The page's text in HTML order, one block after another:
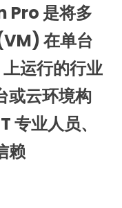
是将多
在单台
运行的行业
或云环境构
专业人员、
赖